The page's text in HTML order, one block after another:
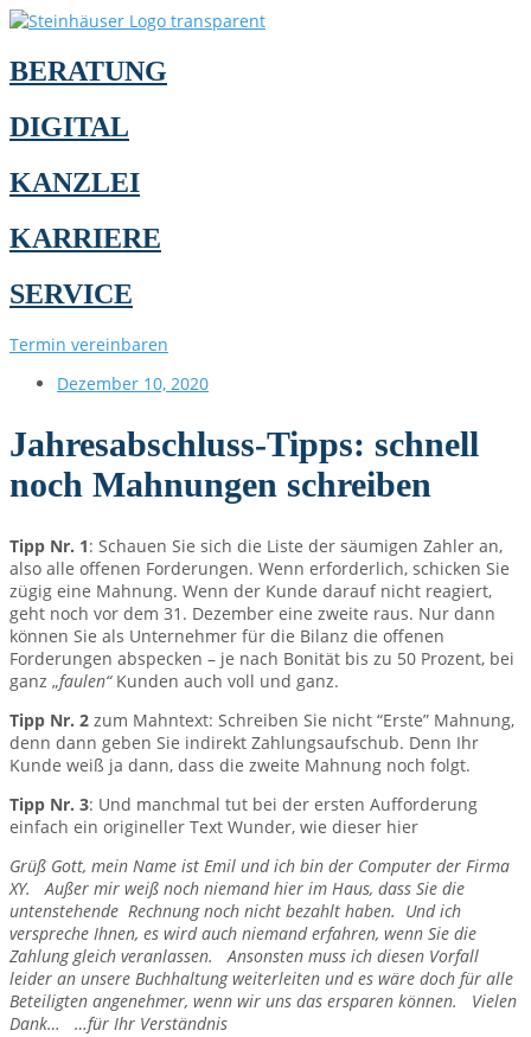
BERATUNG
DIGITAL
KANZLEI
KARRIERE
SERVICE
Termin vereinbaren
Dezember 10, 2020
Jahresabschluss-Tipps: schnell
noch Mahnungen schreiben
Tipp Nr. 1: Schauen Sie sich die Liste der säumigen Zahler an,
also alle offenen Forderungen. Wenn erforderlich, schicken Sie
zügig eine Mahnung. Wenn der Kunde darauf nicht reagiert,
geht noch vor dem 31. Dezember eine zweite raus. Nur dann
können Sie als Unternehmer für die Bilanz die offenen
Forderungen abspecken – je nach Bonität bis zu 50 Prozent, bei
ganz „faulen“ Kunden auch voll und ganz.
Tipp Nr. 2 zum Mahntext: Schreiben Sie nicht “Erste” Mahnung,
denn dann geben Sie indirekt Zahlungsaufschub. Denn Ihr
Kunde weiß ja dann, dass die zweite Mahnung noch folgt.
Tipp Nr. 3: Und manchmal tut bei der ersten Aufforderung
einfach ein origineller Text Wunder, wie dieser hier
Grüß Gott, mein Name ist Emil und ich bin der Computer der Firma
XY.
Außer mir weiß noch niemand hier im Haus, dass Sie die
untenstehende Rechnung noch nicht bezahlt haben. Und ich
verspreche Ihnen, es wird auch niemand erfahren, wenn Sie die
Zahlung gleich veranlassen.
Ansonsten muss ich diesen Vorfall
leider an unsere Buchhaltung weiterleiten und es wäre doch für alle
Beteiligten angenehmer, wenn wir uns das ersparen können.
Vielen
Dank…
…für Ihr Verständnis